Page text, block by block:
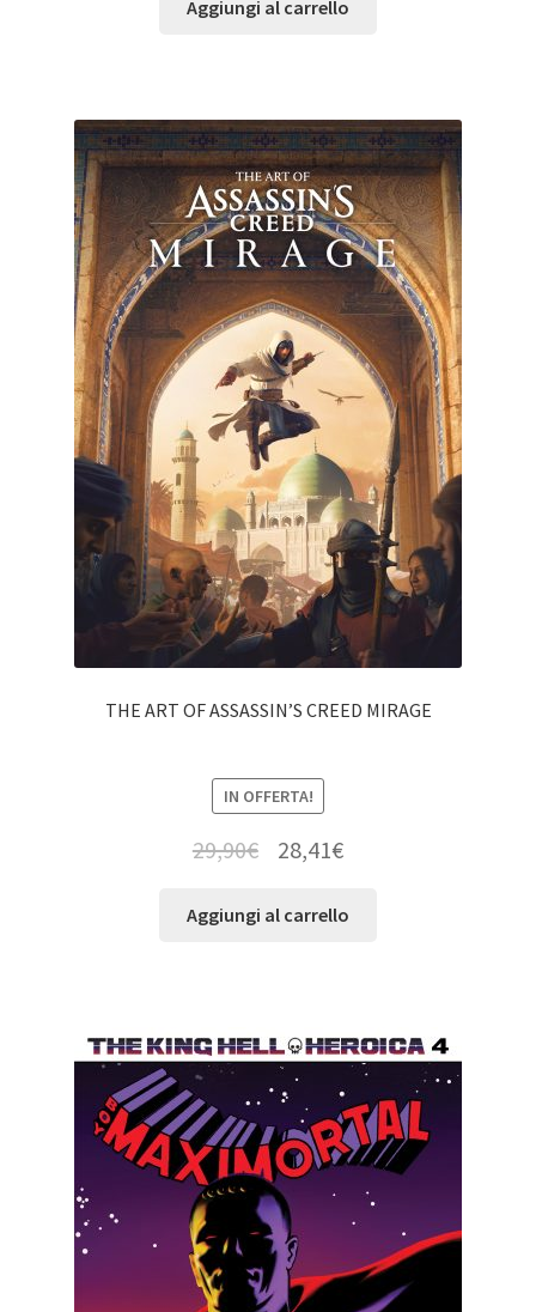
Aggiungi al carrello
THE ART OF ASSASSIN’S CREED MIRAGE
IN OFFERTA!
29,90€ 28,41€
Aggiungi al carrello